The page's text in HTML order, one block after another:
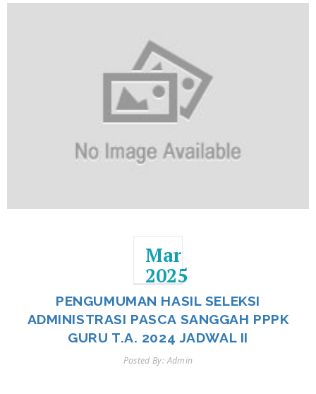
Mar
2025
PENGUMUMAN HASIL SELEKSI
ADMINISTRASI PASCA SANGGAH PPPK
GURU T.A. 2024 JADWAL II
Posted By: Admin